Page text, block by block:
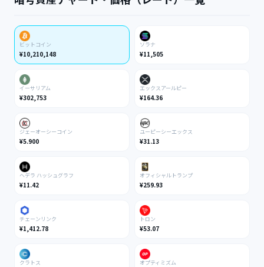
ビットコイン
¥10,210,148
ソラナ
¥11,505
イーサリアム
¥302,753
エックスアールピー
¥164.36
ジェーオーシーコイン
¥5.900
ユーピーシーエックス
¥31.13
ヘデラ ハッシュグラフ
¥11.42
オフィシャルトランプ
¥259.93
チェーンリンク
¥1,412.78
トロン
¥53.07
クラトス オプティミズム